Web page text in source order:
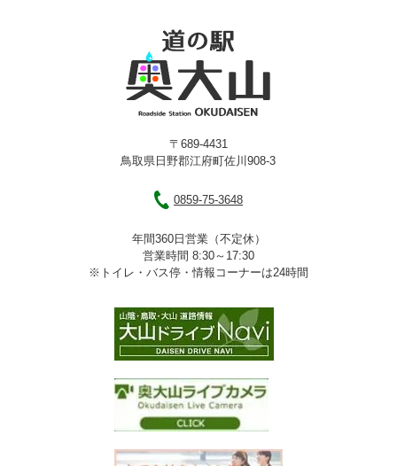
〒689-4431
鳥取県日野郡江府町佐川908-3
0859-75-3648
年間360日営業（不定休）
営業時間 8:30～17:30
※トイレ・バス停・情報コーナーは24時間